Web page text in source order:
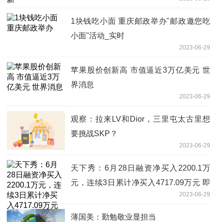
1块钱吃小面 重庆邮政举办"邮政邀您吃
小面"活动_实时
2023-06-29
苹果股价创新高 市值逼近3万亿美元 世
界消息
2023-06-29
观察：拉来LV和Dior，三里屯太古里想
要挑战SKP？
2023-06-29
天下秀：6月28日融资净买入2200.1万
元，连续3日累计净买入4717.09万元 即
2023-06-29
薄国美：勤勉敬业显担当